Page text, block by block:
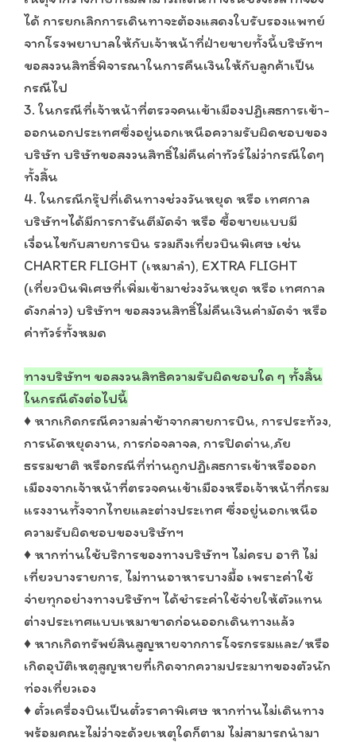
ได้ การยกเลิกการเดินทาจะต้องแสดงใบรับรองแพทย์
จากโรงพยาบาลให้กับเจ้าหน้าที่ฝ่ายขายทั้งนี้บริษัทฯ
ขอสงวนสิทธิ์พิจารณาในการคืนเงินให้กับลูกค้าเป็น
กรณีไป
3. ในกรณีที่เจ้าหน้าที่ตรวจคนเข้าเมืองปฏิเสธการเข้า-
ออกนอกประเทศซึ่งอยู่นอกเหนือความรับผิดชอบของ
บริษัท บริษัทขอสงวนสิทธิ์ไม่คืนค่าทัวร์ไม่ว่ากรณีใดๆ
ทั้งสิ้น
4. ในกรณีกรุ๊ปที่เดินทางช่วงวันหยุด หรือ เทศกาล
บริษัทฯได้มีการการันตีมัดจำ หรือ ซื้อขายแบบมี
เงื่อนไขกับสายการบิน รวมถึงเที่ยวบินพิเศษ เช่น
CHARTER FLIGHT (เหมาลำ), EXTRA FLIGHT
(เที่ยวบินพิเศษที่เพิ่มเข้ามาช่วงวันหยุด หรือ เทศกาล
ดังกล่าว) บริษัทฯ ขอสงวนสิทธิ์ไม่คืนเงินค่ามัดจำ หรือ
ค่าทัวร์ทั้งหมด
ทางบริษัทฯ ขอสงวนสิทธิความรับผิดชอบใด ๆ ทั้งสิ้น
ในกรณีดังต่อไปนี้
♦ หากเกิดกรณีความล่าช้าจากสายการบิน, การประท้วง,
การนัดหยุดงาน, การก่อจลาจล, การปิดด่าน,ภัย
ธรรมชาติ หรือกรณีที่ท่านถูกปฏิเสธการเข้าหรือออก
เมืองจากเจ้าหน้าที่ตรวจคนเข้าเมืองหรือเจ้าหน้าที่กรม
แรงงานทั้งจากไทยและต่างประเทศ ซึ่งอยู่นอกเหนือ
ความรับผิดชอบของบริษัทฯ
♦ หากท่านใช้บริการของทางบริษัทฯ ไม่ครบ อาทิ ไม่
เที่ยวบางรายการ, ไม่ทานอาหารบางมื้อ เพราะค่าใช้
จ่ายทุกอย่างทางบริษัทฯ ได้ชำระค่าใช้จ่ายให้ตัวแทน
ต่างประเทศแบบเหมาขาดก่อนออกเดินทางแล้ว
♦ หากเกิดทรัพย์สินสูญหายจากการโจรกรรมและ/หรือ
เกิดอุบัติเหตุสูญหายที่เกิดจากความประมาทของตัวนัก
ท่องเที่ยวเอง
♦ ตั๋วเครื่องบินเป็นตั๋วราคาพิเศษ หากท่านไม่เดินทาง
พร้อมคณะไม่ว่าจะด้วยเหตุใดก็ตาม ไม่สามารถนำมา